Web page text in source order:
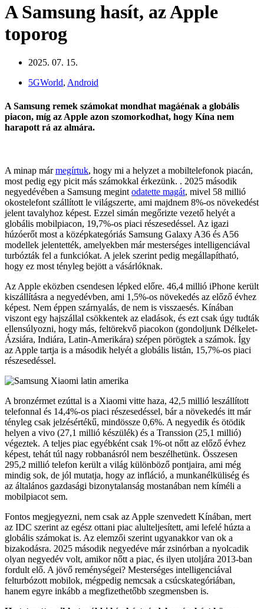
A Samsung hasít, az Apple
toporog
2025. 07. 15.
5GWorld, Android
A Samsung remek számokat mondhat magáénak a globális
piacon, míg az Apple azon szomorkodhat, hogy Kína nem
harapott rá az almára.
A minap mármegírtuk, hogy mi a helyzet a mobiltelefonok piacán,
most pedig egy picit más számokkal érkezünk. . 2025 második
negyedévében a Samsung megint odatette magát, mivel 58 millió
okostelefont szállított le világszerte, ami majdnem 8%-os növekedést
jelent tavalyhoz képest. Ezzel simán megőrizte vezető helyét a
globális mobilpiacon, 19,7%-os piaci részesedéssel. Az igazi
húzóerőt most a középkategóriás Samsung Galaxy A36 és A56
modellek jelentették, amelyekben már mesterséges intelligenciával
turbózták fel a funkciókat. A jelek szerint pedig megállapítható,
hogy ez most tényleg bejött a vásárlóknak.
Az Apple eközben csendesen lépked előre. 46,4 millió iPhone került
kiszállításra a negyedévben, ami 1,5%-os növekedés az előző évhez
képest. Nem éppen szárnyalás, de nem is visszaesés. Kínában
viszont egy hajszállal csökkentek az eladások, és ezt csak úgy tudták
ellensúlyozni, hogy más, feltörekvő piacokon (gondoljunk Délkelet-
Ázsiára, Indiára, Latin-Amerikára) szépen pörögtek a számok. Így
az Apple tartja is a második helyét a globális listán, 15,7%-os piaci
részesedéssel.
A bronzérmet ezúttal is a Xiaomi vitte haza, 42,5 millió leszállított
telefonnal és 14,4%-os piaci részesedéssel, bár a növekedés itt már
tényleg csak jelzésértékű, mindössze 0,6%. A negyedik és ötödik
helyen a vivo (27,1 millió készülék) és a Transsion (25,1 millió)
végeztek. A teljes piac egyébként csak 1%-ot nőtt az előző évhez
képest, tehát túl nagy robbanásról nem beszélhetünk. Összesen
295,2 millió telefon került a világ különböző pontjaira, ami még
mindig sok, de jól mutatja, hogy az infláció, a munkanélküliség és
az általános gazdasági bizonytalanság mostanában nem kíméli a
mobilpiacot sem.
Fontos megjegyezni, nem csak az Apple szenvedett Kínában, mert
az IDC szerint az egész ottani piac alulteljesített, ami lefelé húzta a
globális számokat is. Az elemzői szerint ugyanakkor van ok a
bizakodásra. 2025 második negyedéve már zsinórban a nyolcadik
olyan negyedév volt, amikor nőtt a piac, és ilyen utoljára 2013-ban
fordult elő. A jövő reménységei? Mesterséges intelligenciával
felturbózott mobilok, mégpedig nemcsak a csúcskategóriában,
hanem egyre inkább a megfizethetőbb szegmensben is.